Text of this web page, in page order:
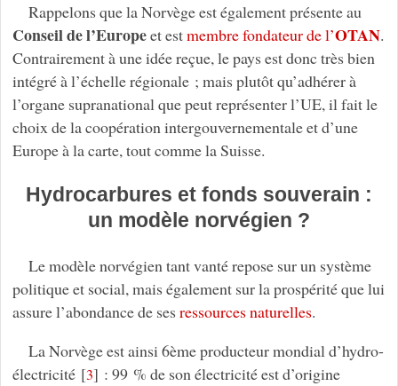
Rappelons que la Norvège est également présente au
Conseil de l’Europeet estmembre fondateur de l’OTAN.
Contrairement à une idée reçue, le pays est donc très bien
intégré à l’échelle régionale ; mais plutôt qu’adhérer à
l’organe supranational que peut représenter l’UE, il fait le
choix de la coopération intergouvernementale et d’une
Europe à la carte, tout comme la Suisse.
Hydrocarbures et fonds souverain :
un modèle norvégien ?
Le modèle norvégien tant vanté repose sur un système
politique et social, mais également sur la prospérité que lui
assure l’abondance de ses ressources naturelles.
La Norvège est ainsi 6ème producteur mondial d’hydro-
électricité[3] : 99 % de son électricité est d’origine